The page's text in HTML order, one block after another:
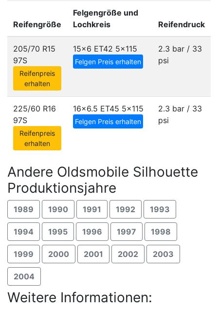
Reifengröße
Felgengröße und
Lochkreis
Reifendruck
205/70 R15
97S
Reifenpreis
erhalten
15x6 ET42 5x115
Felgen Preis erhalten
2.3 bar / 33
psi
225/60 R16
97S
Reifenpreis
erhalten
16x6.5 ET45 5x115
Felgen Preis erhalten
2.3 bar / 33
psi
Andere Oldsmobile Silhouette
Produktionsjahre
1989 1990 1991 1992 1993
1994 1995 1996 1997 1998
1999 2000 2001 2002 2003
2004
Weitere Informationen: